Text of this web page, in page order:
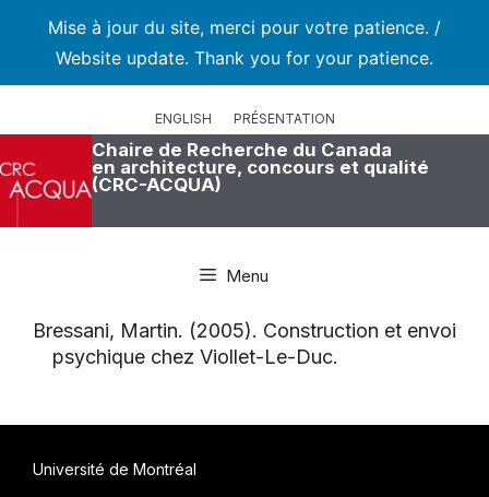
Mise à jour du site, merci pour votre patience. /
Website update. Thank you for your patience.
ENGLISH PRÉSENTATION
Chaire de Recherche du Canada
en architecture, concours et qualité
(CRC-ACQUA)
Menu
Bressani, Martin. (2005). Construction et envoi
psychique chez Viollet-Le-Duc.
Université de Montréal